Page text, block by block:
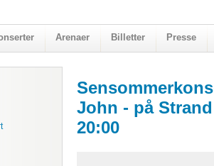
Arenaer Billetter Presse
Visningskatalogen 2018
John - på
20:00